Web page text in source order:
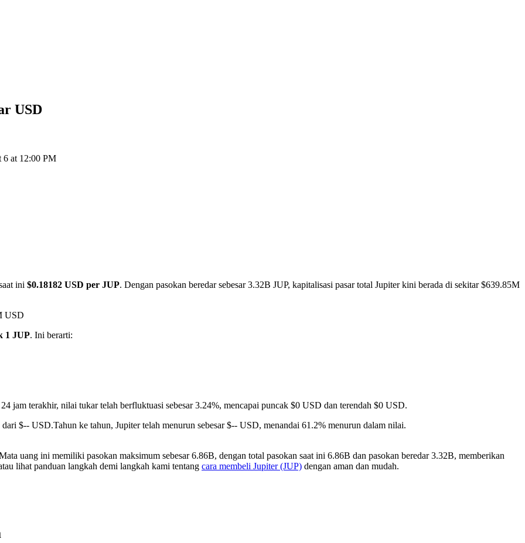
USD
6 at 12:00 PM
ini $0.18182 USD per JUP. Dengan pasokan beredar sebesar 3.32B JUP, kapitalisasi pasar total Jupiter kini berada di sekitar $639.85M
USD
1 JUP. Ini berarti:
jam terakhir, nilai tukar telah berfluktuasi sebesar 3.24%, mencapai puncak $0 USD dan terendah $0 USD.
dari $-- USD.Tahun ke tahun, Jupiter telah menurun sebesar $-- USD, menandai 61.2% menurun dalam nilai.
uang ini memiliki pasokan maksimum sebesar 6.86B, dengan total pasokan saat ini 6.86B dan pasokan beredar 3.32B, memberikan
lihat panduan langkah demi langkah kami tentang cara membeli Jupiter (JUP) dengan aman dan mudah.